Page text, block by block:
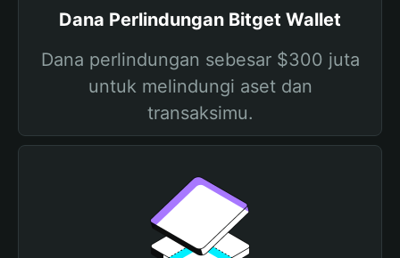
Dana Perlindungan Bitget Wallet
Dana perlindungan sebesar $300 juta
untuk melindungi aset dan
transaksimu.